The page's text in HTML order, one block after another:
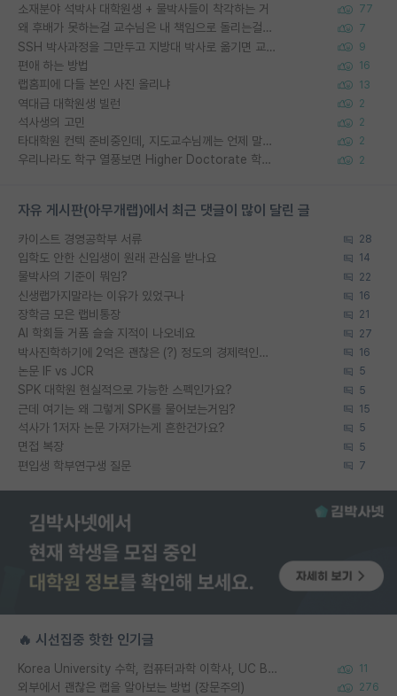
소재분야 석박사 대학원생 + 물박사들이 착각하는 거 77
왜 후배가 못하는걸 교수님은 내 책임으로 돌리는걸까요? 7
SSH 박사과정을 그만두고 지방대 박사로 옮기면 교수의 꿈은 끝일까요? 9
편애 하는 방법 16
랩홈피에 다들 본인 사진 올리냐 13
역대급 대학원생 빌런 2
석사생의 고민 2
타대학원 컨텍 준비중인데, 지도교수님께는 언제 말씀드려야 할까요? 2
우리나라도 학구 열풍보면 Higher Doctorate 학위가 필요하다고 봅니다. 2
자유 게시판(아무개랩)에서 최근 댓글이 많이 달린 글
카이스트 경영공학부 서류 28
입학도 안한 신입생이 원래 관심을 받나요 14
물박사의 기준이 뭐임? 22
신생랩가지말라는 이유가 있었구나 16
장학금 모은 랩비통장 21
AI 학회들 거품 슬슬 지적이 나오네요 27
박사진학하기에 2억은 괜찮은 (?) 정도의 경제력인가요 16
논문 IF vs JCR 5
SPK 대학원 현실적으로 가능한 스펙인가요? 5
근데 여기는 왜 그렇게 SPK를 물어보는거임? 15
석사가 1저자 논문 가져가는게 흔한건가요? 5
면접 복장 5
편입생 학부연구생 질문 7
🔥 시선집중 핫한 인기글
Korea University 수학, 컴퓨터과학 이학사, UC Berkeley 산업공학 대학원 공학박사가 되는 것은 쉽지 않겠죠? 11
외부에서 괜찮은 랩을 알아보는 방법 (장문주의) 276